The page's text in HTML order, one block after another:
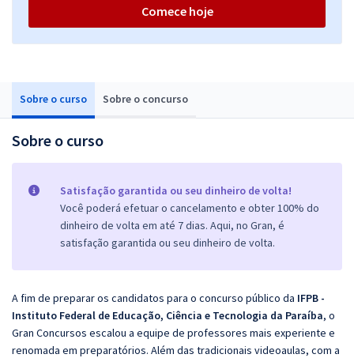
Sobre o curso Sobre o concurso
Sobre o curso
Satisfação garantida ou seu dinheiro de volta!
Você poderá efetuar o cancelamento e obter 100% do
dinheiro de volta em até 7 dias. Aqui, no Gran, é
satisfação garantida ou seu dinheiro de volta.
A fim de preparar os candidatos para o concurso público da IFPB -
Instituto Federal de Educação, Ciência e Tecnologia da Paraíba, o
Gran Concursos escalou a equipe de professores mais experiente e
renomada em preparatórios. Além das tradicionais videoaulas, com a
Comece hoje